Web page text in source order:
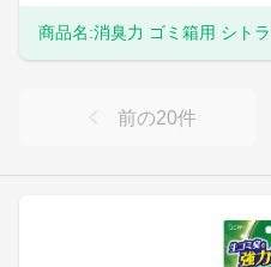
商品名:消臭力 ゴミ箱用 シト
前の20件